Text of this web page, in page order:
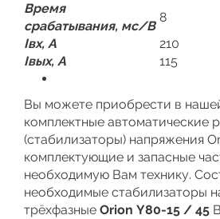
Время
срабатывания, мс/В
8
Iвх, А
210
Iвых, А
115
Вы можете приобрести в
комплектные автоматические
(стабилизаторы) напряжения
комплектующие и запасные
необходимую Вам технику.
необходимые стабилизаторы
трёхфазные Orion Y80-15 / 45